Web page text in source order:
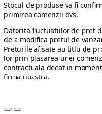
Stocul de produse va fi
primirea comenzii dvs.
Datorita fluctuatiilor de pret
de a modifica pretul de
Preturile afisate au titlu de
lor prin plasarea unei
contractuala decat in
firma noastra.